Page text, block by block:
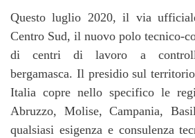
Questo luglio 2020, il via
Centro Sud, il nuovo polo tecnico-
di centri di lavoro a
bergamasca. Il presidio sul
Italia copre nello specifico le
Abruzzo, Molise, Campania,
qualsiasi esigenza e consulenza